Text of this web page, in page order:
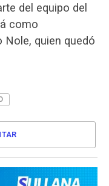
del equipo del
como
Nole, quien quedó